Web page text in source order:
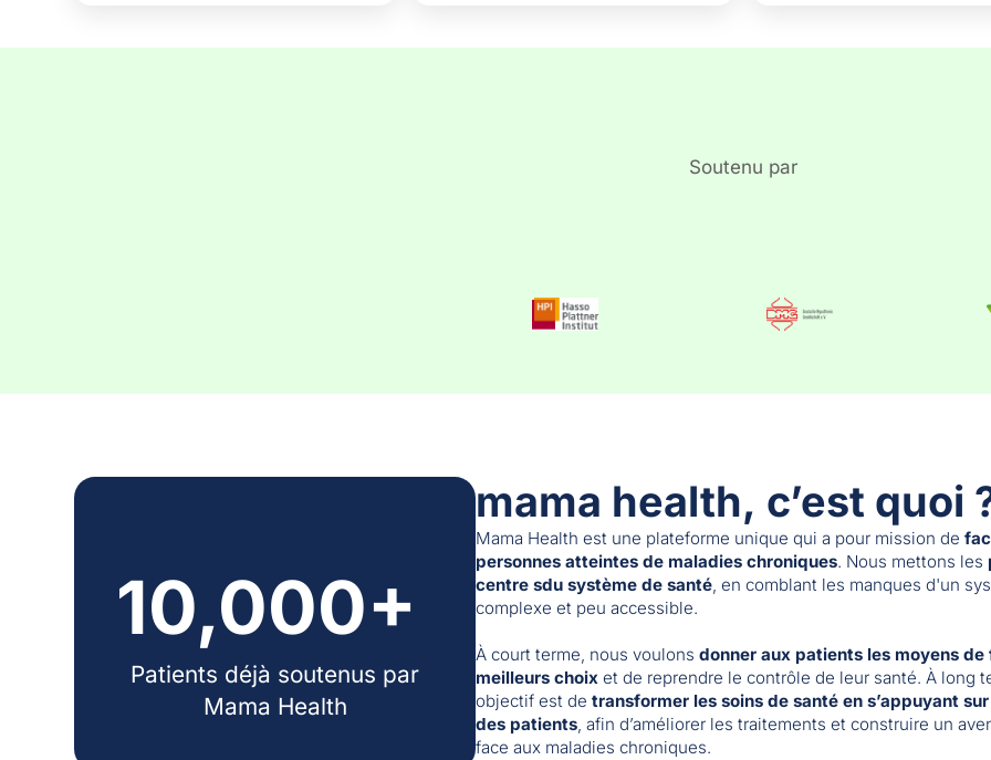
Soutenu par
10,000+
Patients déjà soutenus par
Mama Health
mama health, c’est quoi
Mama Health est une plateforme unique qui a pour mission de
personnes atteintes de maladies chroniques. Nous mettons les
centre sdu système de santé, en comblant les manques d'un
complexe et peu accessible.
À court terme, nous voulonsdonner aux patients les moyens de
meilleurs choix et de reprendre le contrôle de leur santé. À long
objectif est de transformer les soins de santé en s’appuyant
des patients, afin d’améliorer les traitements et construire un
face aux maladies chroniques.